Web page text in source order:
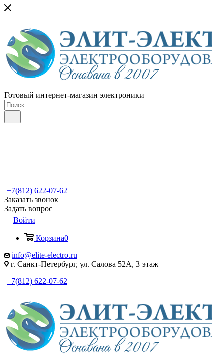
Готовый интернет-магазин электроники
+7(812) 622-07-62
Заказать звонок
Задать вопрос
Войти
Корзина0
info@elite-electro.ru
г. Санкт-Петербург, ул. Салова 52А, 3 этаж
+7(812) 622-07-62